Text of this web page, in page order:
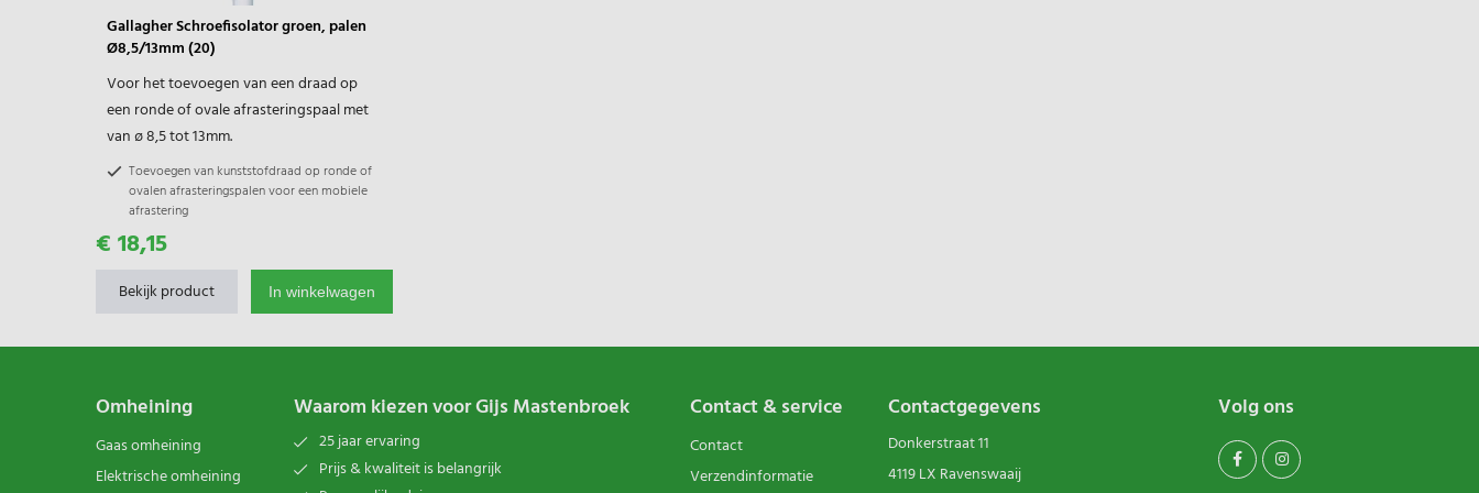
Gallagher Schroefisolator groen, palen
Ø8,5/13mm (20)
Voor het toevoegen van een draad op
een ronde of ovale afrasteringspaal met
van ø 8,5 tot 13mm.
Toevoegen van kunststofdraad op ronde of
ovalen afrasteringspalen voor een mobiele
afrastering
Ideaal in combinatie met de metalen
veerstalen paal
Productgarantie 2 jaar
€ 18,15
Bekijk product In winkelwagen
Omheining
Gaas omheining
Elektrische omheining
Waarom kiezen voor Gijs Mastenbroek
25 jaar ervaring
Prijs & kwaliteit is belangrijk
Contact & service
Contact
Verzendinformatie
Contactgegevens
Donkerstraat 11
4119 LX Ravenswaaij
Volg ons